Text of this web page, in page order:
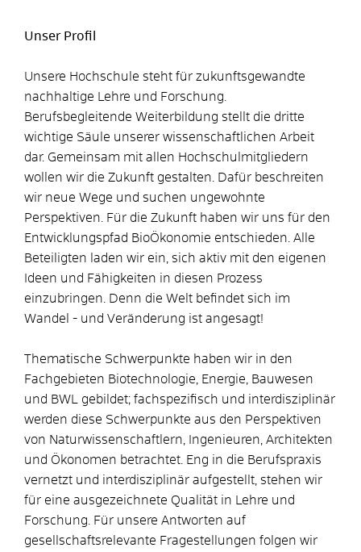
Unser Profil
Unsere Hochschule steht für zukunftsgewandte
nachhaltige Lehre und Forschung.
Berufsbegleitende Weiterbildung stellt die dritte
wichtige Säule unserer wissenschaftlichen Arbeit
dar. Gemeinsam mit allen Hochschulmitgliedern
wollen wir die Zukunft gestalten. Dafür beschreiten
wir neue Wege und suchen ungewohnte
Perspektiven. Für die Zukunft haben wir uns für den
Entwicklungspfad BioÖkonomie entschieden. Alle
Beteiligten laden wir ein, sich aktiv mit den eigenen
Ideen und Fähigkeiten in diesen Prozess
einzubringen. Denn die Welt befindet sich im
Wandel - und Veränderung ist angesagt!
Thematische Schwerpunkte haben wir in den
Fachgebieten Biotechnologie, Energie, Bauwesen
und BWL gebildet; fachspezifisch und interdisziplinär
werden diese Schwerpunkte aus den Perspektiven
von Naturwissenschaftlern, Ingenieuren, Architekten
und Ökonomen betrachtet. Eng in die Berufspraxis
vernetzt und interdisziplinär aufgestellt, stehen wir
für eine ausgezeichnete Qualität in Lehre und
Forschung. Für unsere Antworten auf
gesellschaftsrelevante Fragestellungen folgen wir